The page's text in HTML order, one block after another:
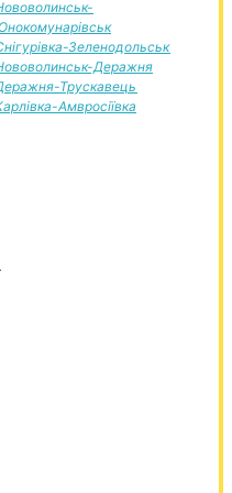
Зеленодольськ
Деражня
Трускавець
Амвросіївка